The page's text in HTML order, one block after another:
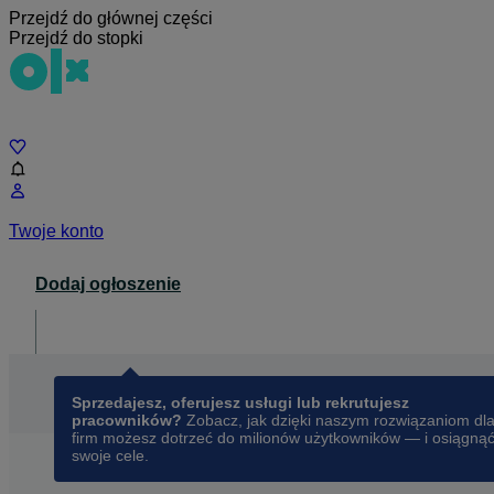
Przejdź do głównej części
Przejdź do stopki
Twoje konto
Dodaj ogłoszenie
Sprzedajesz, oferujesz usługi lub rekrutujesz
pracowników? Zobacz, jak dzięki naszym rozwiązaniom dla
firm możesz dotrzeć do milionów użytkowników — i osiągnąć
swoje cele.